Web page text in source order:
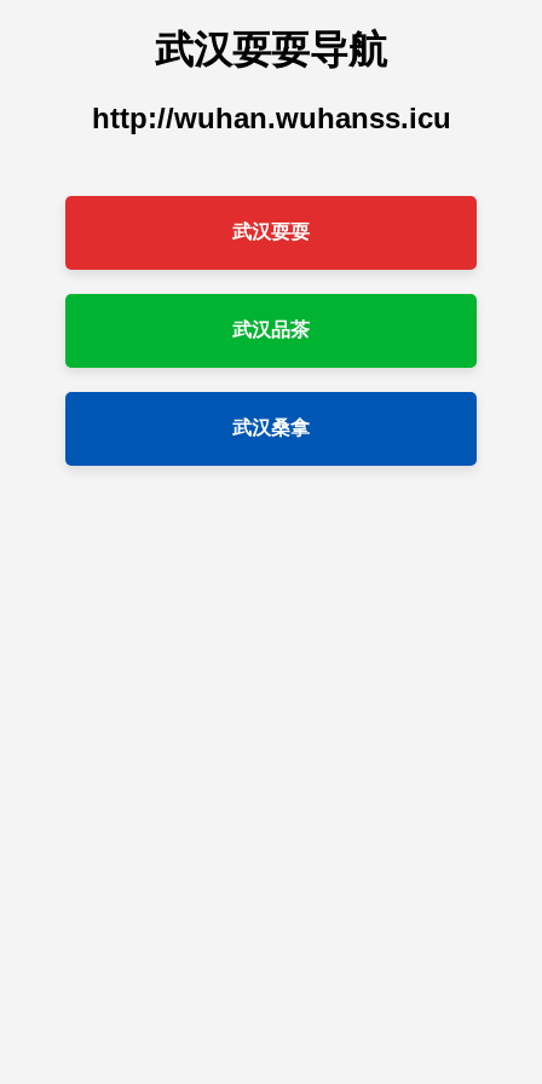
武汉耍耍导航
http://wuhan.wuhanss.icu
武汉耍耍
武汉品茶
武汉桑拿